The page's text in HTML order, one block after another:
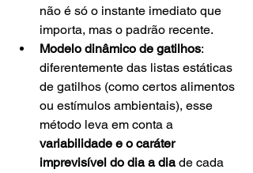
não é só o instante imediato que
importa, mas o padrão recente.
Modelo dinâmico de gatilhos:
diferentemente das listas estáticas
de gatilhos (como certos alimentos
ou estímulos ambientais), esse
método leva em conta a
variabilidade e o caráter
imprevisível do dia a dia de cada